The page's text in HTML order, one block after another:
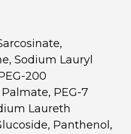
Sodium Lauryl
200
PEG-7
Laureth
Panthenol,